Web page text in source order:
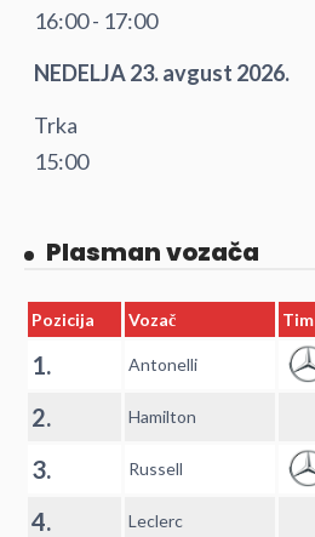
16:00 - 17:00
NEDELJA 23. avgust 2026.
Trka
15:00
Plasman vozača
Pozicija Vozač Tim
1. Antonelli
2. Hamilton
3. Russell
4. Leclerc